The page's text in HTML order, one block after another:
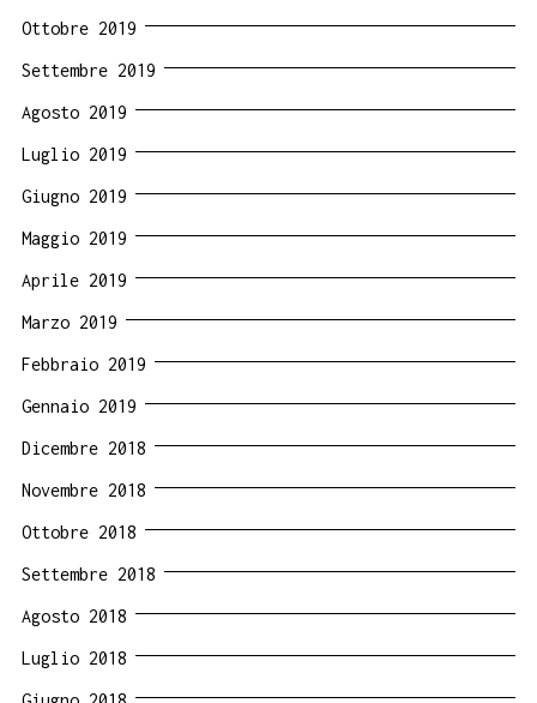
Ottobre 2019
Settembre 2019
Agosto 2019
Luglio 2019
Giugno 2019
Maggio 2019
Aprile 2019
Marzo 2019
Febbraio 2019
Gennaio 2019
Dicembre 2018
Novembre 2018
Ottobre 2018
Settembre 2018
Agosto 2018
Luglio 2018